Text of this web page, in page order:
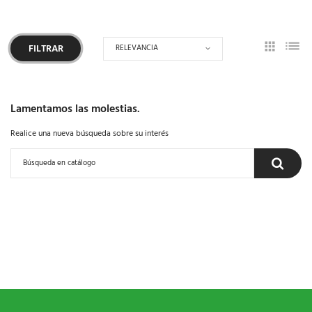
FILTRAR RELEVANCIA
Lamentamos las molestias.
Realice una nueva búsqueda sobre su interés